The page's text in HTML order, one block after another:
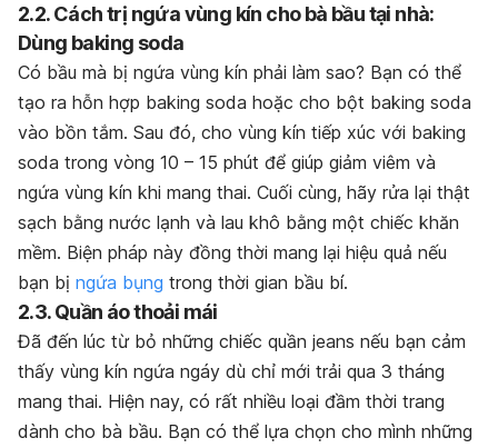
2.2. Cách trị ngứa vùng kín cho bà bầu tại nhà:
Dùng baking soda
Có bầu mà bị ngứa vùng kín phải làm sao? Bạn có thể
tạo ra hỗn hợp baking soda hoặc cho bột baking soda
vào bồn tắm. Sau đó, cho vùng kín tiếp xúc với baking
soda trong vòng 10 – 15 phút để giúp giảm viêm và
ngứa vùng kín khi mang thai. Cuối cùng, hãy rửa lại thật
sạch bằng nước lạnh và lau khô bằng một chiếc khăn
mềm. Biện pháp này đồng thời mang lại hiệu quả nếu
bạn bị ngứa bụng trong thời gian bầu bí.
2.3. Quần áo thoải mái
Đã đến lúc từ bỏ những chiếc quần jeans nếu bạn cảm
thấy vùng kín ngứa ngáy dù chỉ mới trải qua 3 tháng
mang thai. Hiện nay, có rất nhiều loại đầm thời trang
dành cho bà bầu. Bạn có thể lựa chọn cho mình những